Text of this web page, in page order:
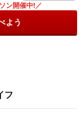
ン開催中!／
よう
フ